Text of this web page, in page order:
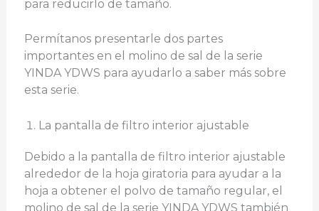
para reducirlo de tamaño.
Permítanos presentarle dos partes
importantes en el molino de sal de la serie
YINDA YDWS para ayudarlo a saber más sobre
esta serie.
La pantalla de filtro interior ajustable
Debido a la pantalla de filtro interior ajustable
alrededor de la hoja giratoria para ayudar a la
hoja a obtener el polvo de tamaño regular, el
molino de sal de la serie YINDA YDWS también